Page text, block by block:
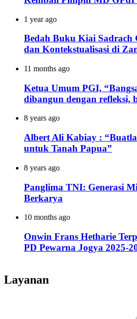
1 year ago
Bedah Buku Kiai Sadrach
dan Kontekstualisasi di
11 months ago
Ketua Umum PGI,
dibangun dengan refleksi,
8 years ago
Albert Ali Kabiay :
untuk Tanah Papua”
8 years ago
Panglima TNI: Generasi
Berkarya
10 months ago
Onwin Frans Hetharie
PD Pewarna Jogya 2025-
Layanan